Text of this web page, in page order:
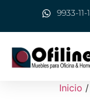
9933-11-
Inicio /